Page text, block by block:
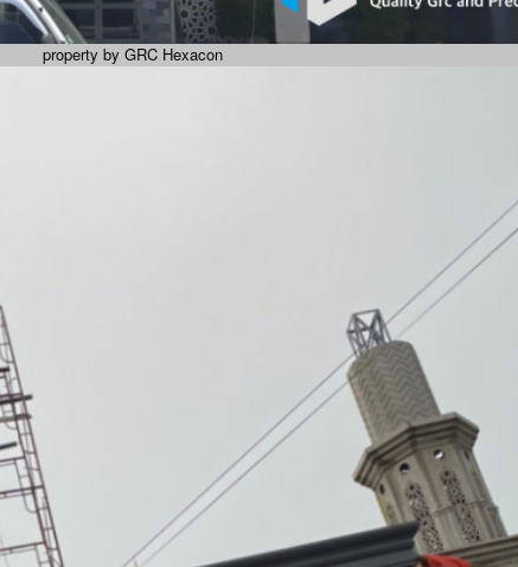
property by GRC Hexacon